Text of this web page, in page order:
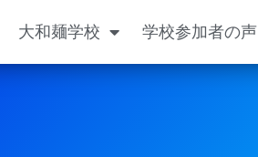
大和麺学校 学校参加者の声